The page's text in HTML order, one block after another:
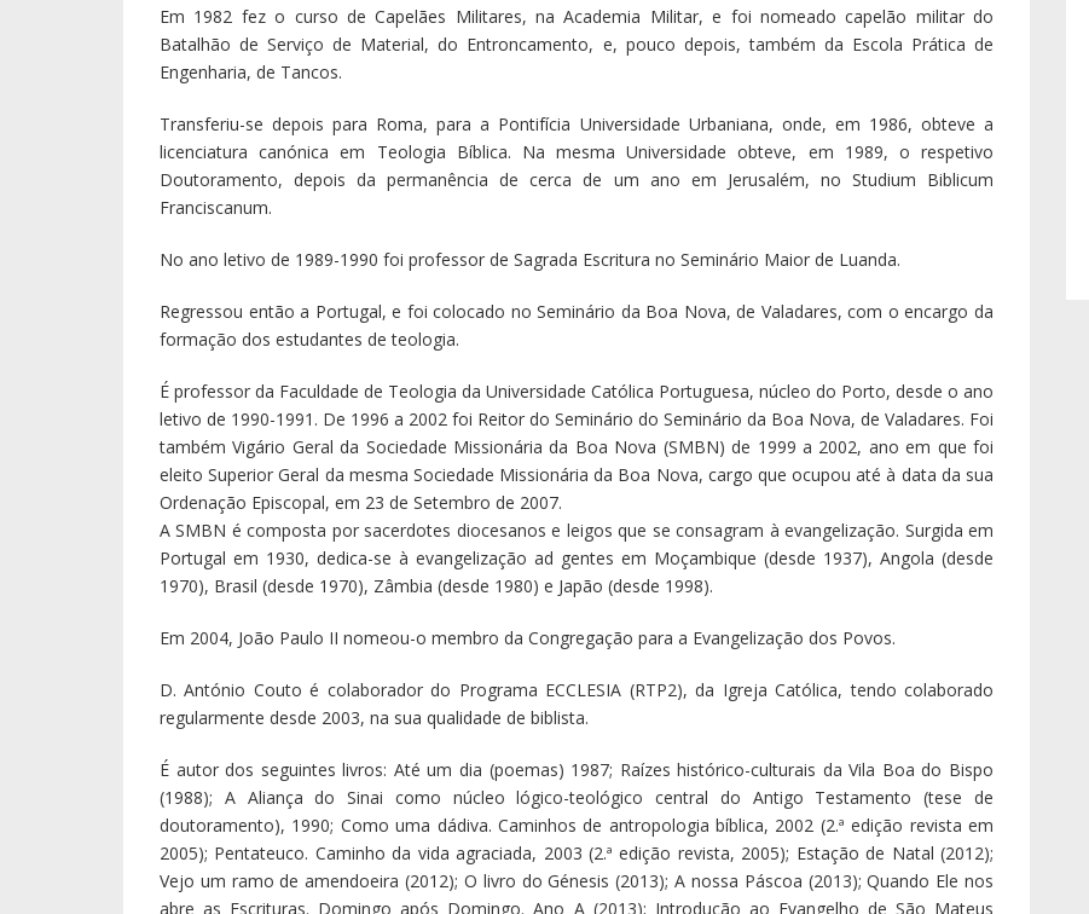
Em 1982 fez o curso de Capelães Militares, na Academia Militar, e foi nomeado capelão militar do
Batalhão de Serviço de Material, do Entroncamento, e, pouco depois, também da Escola Prática de
Engenharia, de Tancos.
Transferiu-se depois para Roma, para a Pontifícia Universidade Urbaniana, onde, em 1986, obteve a
licenciatura canónica em Teologia Bíblica. Na mesma Universidade obteve, em 1989, o respetivo
Doutoramento, depois da permanência de cerca de um ano em Jerusalém, no Studium Biblicum
Franciscanum.
No ano letivo de 1989-1990 foi professor de Sagrada Escritura no Seminário Maior de Luanda.
Regressou então a Portugal, e foi colocado no Seminário da Boa Nova, de Valadares, com o encargo da
formação dos estudantes de teologia.
É professor da Faculdade de Teologia da Universidade Católica Portuguesa, núcleo do Porto, desde o ano
letivo de 1990-1991. De 1996 a 2002 foi Reitor do Seminário do Seminário da Boa Nova, de Valadares. Foi
também Vigário Geral da Sociedade Missionária da Boa Nova (SMBN) de 1999 a 2002, ano em que foi
eleito Superior Geral da mesma Sociedade Missionária da Boa Nova, cargo que ocupou até à data da sua
Ordenação Episcopal, em 23 de Setembro de 2007.
A SMBN é composta por sacerdotes diocesanos e leigos que se consagram à evangelização. Surgida em
Portugal em 1930, dedica-se à evangelização ad gentes em Moçambique (desde 1937), Angola (desde
1970), Brasil (desde 1970), Zâmbia (desde 1980) e Japão (desde 1998).
Em 2004, João Paulo II nomeou-o membro da Congregação para a Evangelização dos Povos.
D. António Couto é colaborador do Programa ECCLESIA (RTP2), da Igreja Católica, tendo colaborado
regularmente desde 2003, na sua qualidade de biblista.
É autor dos seguintes livros: Até um dia (poemas) 1987; Raízes histórico-culturais da Vila Boa do Bispo
(1988); A Aliança do Sinai como núcleo lógico-teológico central do Antigo Testamento (tese de
doutoramento), 1990; Como uma dádiva. Caminhos de antropologia bíblica, 2002 (2.ª edição revista em
2005); Pentateuco. Caminho da vida agraciada, 2003 (2.ª edição revista, 2005); Estação de Natal (2012);
Vejo um ramo de amendoeira (2012); O livro do Génesis (2013); A nossa Páscoa (2013); Quando Ele nos
abre as Escrituras. Domingo após Domingo. Ano A (2013); Introdução ao Evangelho de São Mateus